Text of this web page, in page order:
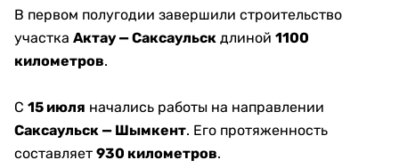
В первом полугодии завершили строительство
участка Актау — Саксаульск длиной 1100
километров.
С 15 июля начались работы на направлении
Саксаульск — Шымкент. Его протяженность
составляет 930 километров.